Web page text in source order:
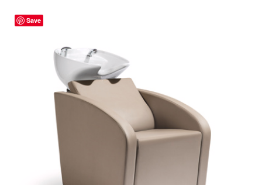
Save